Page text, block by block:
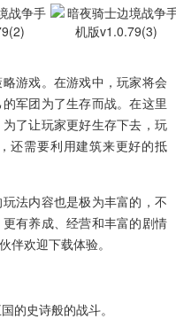
游戏。在游戏中，玩家将会
军团为了生存而战。在这里
了让玩家更好生存下去，玩
还需要利用建筑来更好的抵
法内容也是极为丰富的，不
有养成、经营和丰富的剧情
伴欢迎下载体验。
的史诗般的战斗。